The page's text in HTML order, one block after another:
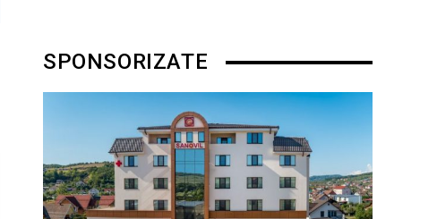
SPONSORIZATE